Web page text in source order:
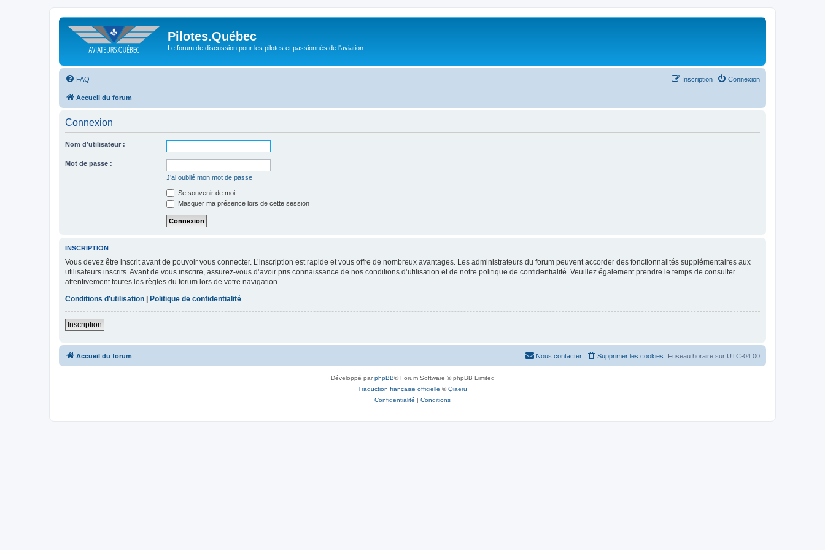
Pilotes.Québec
Le forum de discussion pour les pilotes et passionnés de l'aviation
FAQ Connexion
Inscription
Accueil du forum
Connexion
Nom d’utilisateur :
Mot de passe :
J’ai oublié mon mot de passe
Se souvenir de moi
Masquer ma présence lors de cette session
INSCRIPTION
Vous devez être inscrit avant de pouvoir vous connecter. L’inscription est rapide et vous offre de nombreux avantages. Les administrateurs du forum peuvent accorder des fonctionnalités supplémentaires aux
utilisateurs inscrits. Avant de vous inscrire, assurez-vous d’avoir pris connaissance de nos conditions d’utilisation et de notre politique de confidentialité. Veuillez également prendre le temps de consulter
attentivement toutes les règles du forum lors de votre navigation.
Conditions d’utilisation
Politique de confidentialité
Inscription
Accueil du forum Fuseau horaire sur UTC-04:00
Supprimer les cookies
Nous contacter
Développé parphpBB® Forum Software © phpBB Limited
Traduction française officielle ©Qiaeru
Confidentialité | Conditions